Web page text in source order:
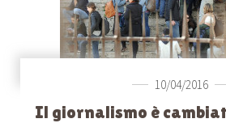
10/04/2016
Il giornalismo è